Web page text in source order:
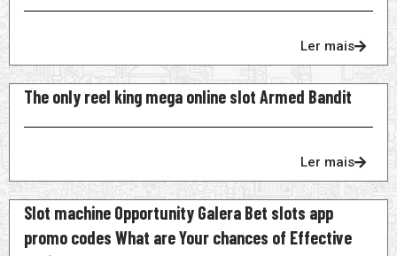
Ler mais
The only reel king mega online slot Armed Bandit
Ler mais
Slot machine Opportunity Galera Bet slots app
promo codes What are Your chances of Effective